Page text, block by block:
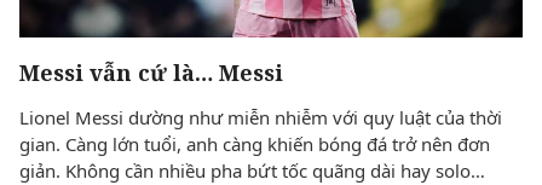
Messi vẫn cứ là… Messi
Lionel Messi dường như miễn nhiễm với quy luật của thời
gian. Càng lớn tuổi, anh càng khiến bóng đá trở nên đơn
giản. Không cần nhiều pha bứt tốc quãng dài hay solo